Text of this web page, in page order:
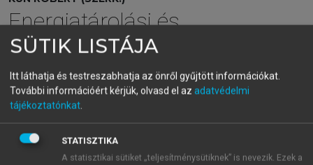
Energiatárolási és
akkumulátoripari
alapismeretek
Fejezetek a villamosenergia-rendszerek, az elektrokémiai
és további energiatárolási technológiák témaköréből
OLVASÁS
SÜTIK LISTÁJA
Itt láthatja és testreszabhatja az önről gyűjtött információkat.
További információért kérjük, olvasd el az adatvédelmi
tájékoztatónkat
STATISZTIKA
A statisztikai sütiket „teljesítménysütiknek” is nevezik. Ezek a